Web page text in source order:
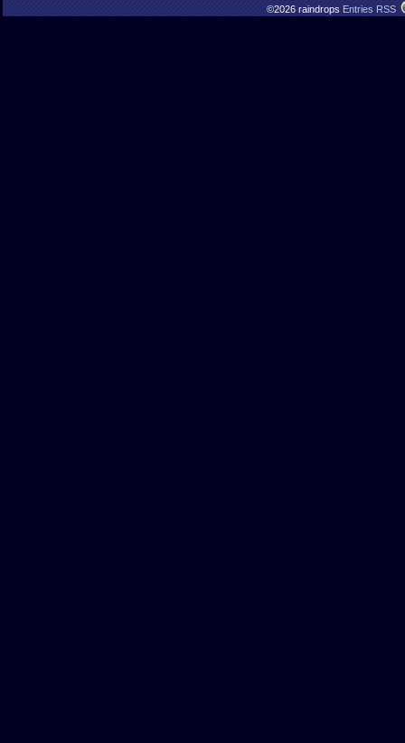
©2026 raindrops Entries RSS